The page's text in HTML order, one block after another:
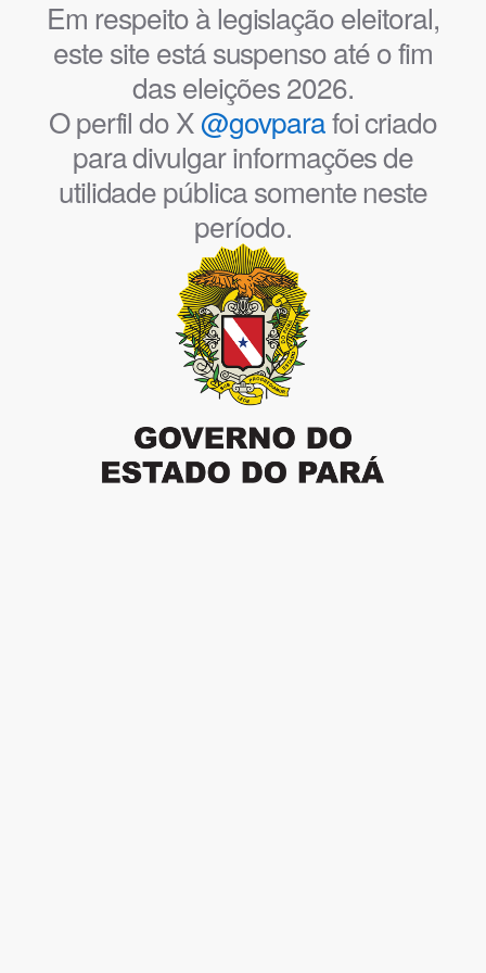
Em respeito à legislação eleitoral,
este site está suspenso até o fim
das eleições 2026.
O perfil do X@govparafoi criado
para divulgar informações de
utilidade pública somente neste
período.